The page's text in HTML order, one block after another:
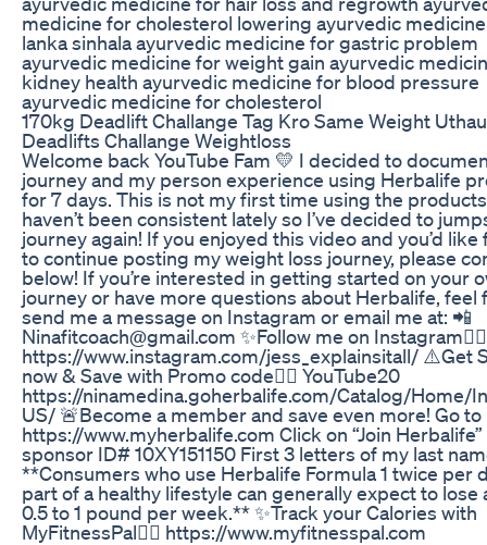
medicine for cholesterol lowering ayurvedic
lanka sinhala ayurvedic medicine for gastric problem
ayurvedic medicine for weight gain ayurvedic
kidney health ayurvedic medicine for blood pressure
ayurvedic medicine for cholesterol
170kg Deadlift Challange Tag Kro Same Weight
Deadlifts Challange Weightloss
Welcome back YouTube Fam 💛 I decided to
journey and my person experience using Herbalife
for 7 days. This is not my first time using the
haven’t been consistent lately so I’ve decided to
journey again! If you enjoyed this video and you’d like
to continue posting my weight loss journey, please
below! If you’re interested in getting started on your
journey or have more questions about Herbalife, feel
send me a message on Instagram or email me at: 📲
Ninafitcoach@gmail.com ✨Follow me on Instagram👇🏼
https://www.instagram.com/jess_explainsitall/ ⚠️Get
now & Save with Promo code👉🏼 YouTube20
https://ninamedina.goherbalife.com/Catalog/Home/
US/ 🚨Become a member and save even more! Go to
https://www.myherbalife.com Click on “Join Herbalife”
sponsor ID# 10XY151150 First 3 letters of my last
**Consumers who use Herbalife Formula 1 twice per
part of a healthy lifestyle can generally expect to lose
0.5 to 1 pound per week.** ✨Track your Calories with
MyFitnessPal👇🏼 https://www.myfitnesspal.com